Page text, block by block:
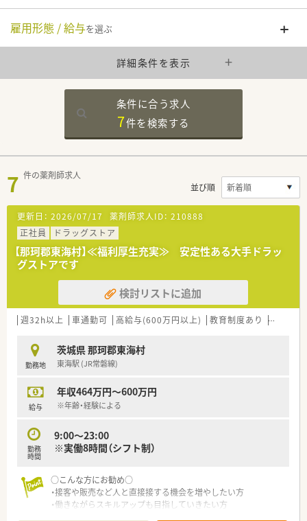
雇用形態 / 給与を選ぶ
詳細条件を表示
条件に合う求人
7件を検索する
7 件の薬剤師求人
並び順
更新日： 2026/07/17 薬剤師求人ID： 210888
正社員
ドラッグストア
【那珂郡東海村】≪福利厚生充実≫ 安定性ある大手ドラッ
グストアです
検討リストに追加
週32h以上 車通勤可 高給与(600万円以上) 教育制度あり シフト制
勤務地
茨城県 那珂郡東海村
東海駅 (JR常磐線)
給与
年収464万円～600万円
※年齢・経験による
勤務
時間
9:00～23:00
※実働8時間（シフト制）
○こんな方にお勧め○
・接客や販売など人と直接接する機会を増やしたい方
・働きながらスキルアップも目指していきたい方